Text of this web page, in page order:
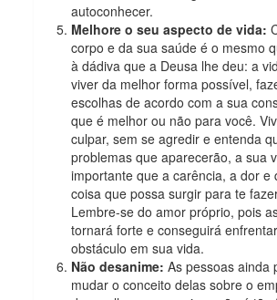
autoconhecer.
Melhore o seu aspecto de vida:
corpo e da sua saúde é o mesmo
à dádiva que a Deusa lhe deu: a
viver da melhor forma possível,
escolhas de acordo com a sua
que é melhor ou não para você.
culpar, sem se agredir e entenda
problemas que aparecerão, a sua
importante que a carência, a dor e
coisa que possa surgir para te
Lembre-se do amor próprio, pois
tornará forte e conseguirá
obstáculo em sua vida.
Não desanime: As pessoas ainda
mudar o conceito delas sobre o